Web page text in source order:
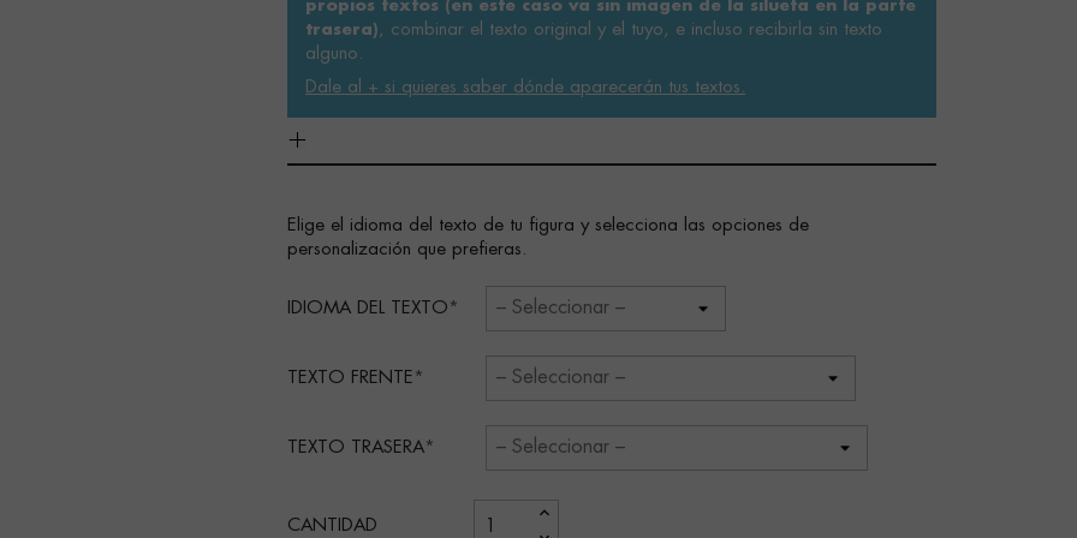
propios textos (en este caso va sin imagen de la silueta en la parte
trasera) , combinar el texto original y el tuyo, e incluso recibirla sin texto
alguno.
Dale al + si quieres saber dónde aparecerán tus textos.
Elige el idioma del texto de tu figura y selecciona las opciones de
personalización que prefieras.
IDIOMA DEL TEXTO
TEXTO FRENTE
TEXTO TRASERA
CANTIDAD